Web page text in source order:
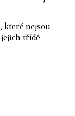
které nejsou
jejich třídě